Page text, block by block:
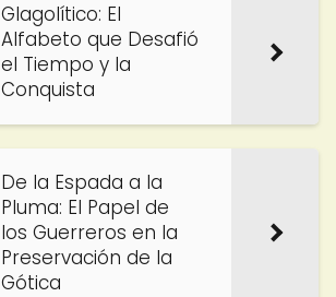
Glagolítico: El
Alfabeto que Desafió
el Tiempo y la
Conquista
De la Espada a la
Pluma: El Papel de
los Guerreros en la
Preservación de la
Gótica